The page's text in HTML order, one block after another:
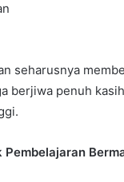
seharusnya
berjiwa penuh
Pembelajaran